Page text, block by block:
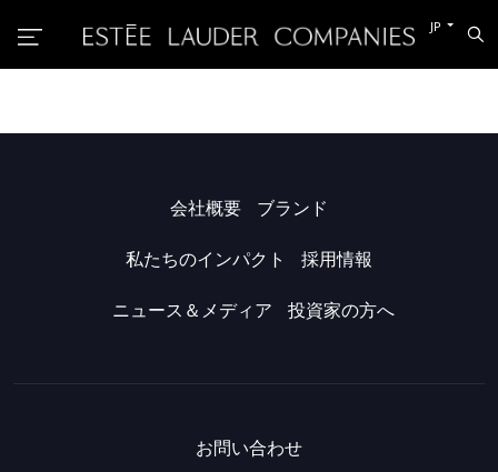
索
他
の
語
替
JP
会社概要 ブランド
私たちのインパクト 採用情報
ニュース＆メディア 投資家の方へ
お問い合わせ